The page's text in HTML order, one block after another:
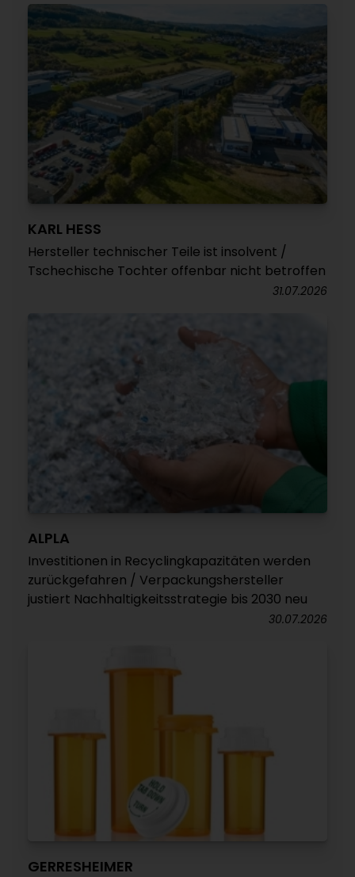
KARL HESS
Hersteller technischer Teile ist insolvent /
Tschechische Tochter offenbar nicht betroffen
31.07.2026
ALPLA
Investitionen in Recyclingkapazitäten werden
zurückgefahren / Verpackungshersteller
justiert Nachhaltigkeitsstrategie bis 2030 neu
30.07.2026
GERRESHEIMER